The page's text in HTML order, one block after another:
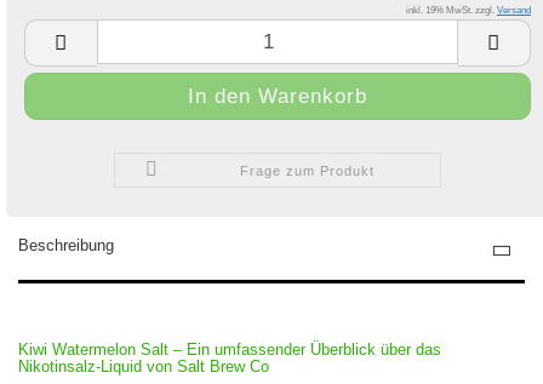
inkl. 19% MwSt. zzgl. Versand
Frage zum Produkt
Beschreibung
Kiwi Watermelon Salt – Ein umfassender Überblick über das
Nikotinsalz-Liquid von Salt Brew Co